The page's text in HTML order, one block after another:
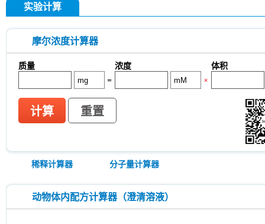
Indolepropionic acid
Brassinolide
L-carnosine
Id1 Rabbit
tetrahydrate
Calponin Rabbit Recombinant mAb
Pedunculoside
stachyose tetrahydrate
Oxythiamine chloride
Ecliptasaponin A
23-Hydroxybetulinic acid
Maltotetraose
Ginsenoside Rk1
Sinensetin
(R)-(-)-Mandelic acid
2'-deoxyguanosine
D-
L-serine
α-Boswellic
Pyroglutamic acid
Waltonitone
Hydrochloride
β-Alanine methyl ester
D-Fructose-1,6-
DHA
tetrasodium salt
TUG-891
Deoxycytidine 5'-monophosphate
oil
Substance P TFA
Rhizoma Extract
Achyranthes bidentata root
实验计算
摩尔浓度计算器
质量 浓度
体积
=
×
计算 重置
稀释计算器 分子量计算器
动物体内配方计算器（澄清溶液）